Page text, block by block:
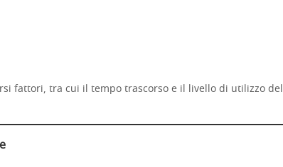
fattori, tra cui il tempo trascorso e il livello di utilizzo del